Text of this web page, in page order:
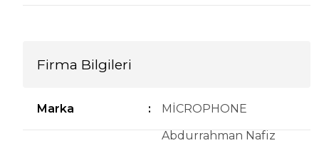
Firma Bilgileri
Marka : MİCROPHONE
Abdurrahman Nafiz